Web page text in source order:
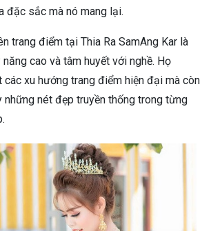
đặc sắc mà nó mang lại.
trang điểm tại Thia Ra SamAng Kar là
cao và tâm huyết với nghề. Họ
các xu hướng trang điểm hiện đại mà còn
những nét đẹp truyền thống trong từng